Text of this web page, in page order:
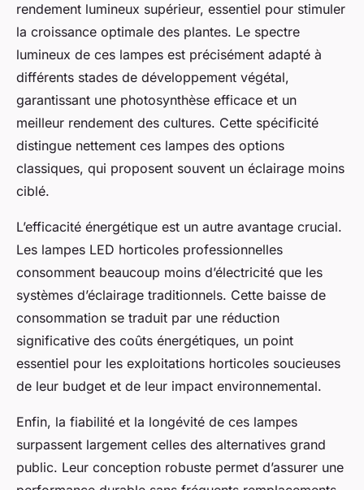
rendement lumineux supérieur, essentiel pour stimuler
la croissance optimale des plantes. Le spectre
lumineux de ces lampes est précisément adapté à
différents stades de développement végétal,
garantissant une photosynthèse efficace et un
meilleur rendement des cultures. Cette spécificité
distingue nettement ces lampes des options
classiques, qui proposent souvent un éclairage moins
ciblé.
L’efficacité énergétique est un autre avantage crucial.
Les lampes LED horticoles professionnelles
consomment beaucoup moins d’électricité que les
systèmes d’éclairage traditionnels. Cette baisse de
consommation se traduit par une réduction
significative des coûts énergétiques, un point
essentiel pour les exploitations horticoles soucieuses
de leur budget et de leur impact environnemental.
Enfin, la fiabilité et la longévité de ces lampes
surpassent largement celles des alternatives grand
public. Leur conception robuste permet d’assurer une